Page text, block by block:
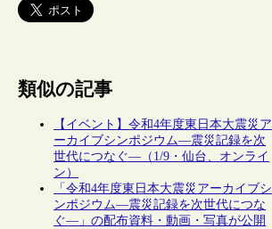
類似の記事
【イベント】令和4年度東日本大震災ア
ーカイブシンポジウム―震災記録を次
世代につなぐ―（1/9・仙台、オンライ
ン）
「令和4年度東日本大震災アーカイブシ
ンポジウム―震災記録を次世代につな
ぐ―」の配布資料・動画・写真が公開